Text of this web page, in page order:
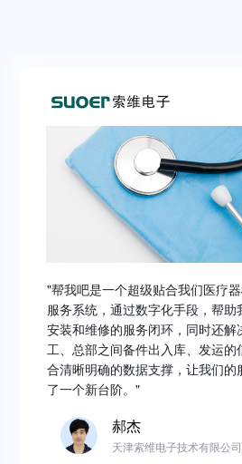
"帮我吧是一个超级贴合我们医疗
服务系统，通过数字化手段，帮助
安装和维修的服务闭环，同时还解
工、总部之间备件出入库、发运的
合清晰明确的数据支撑，让我们的
了一个新台阶。"
郝杰
天津索维电子技术有限公